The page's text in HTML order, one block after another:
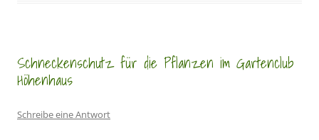
Schneckenschutz für die Pflanzen im Gartenclub
Höhenhaus
Schreibe eine Antwort